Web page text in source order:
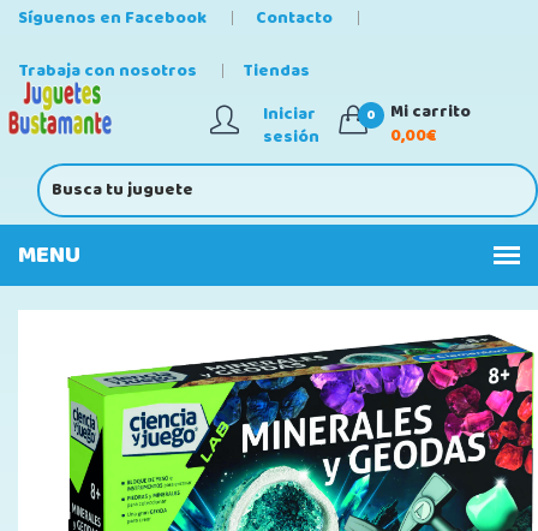
Síguenos en Facebook
Contacto
Trabaja con nosotros
Tiendas
Iniciar
sesión
0
Mi carrito
0,00€